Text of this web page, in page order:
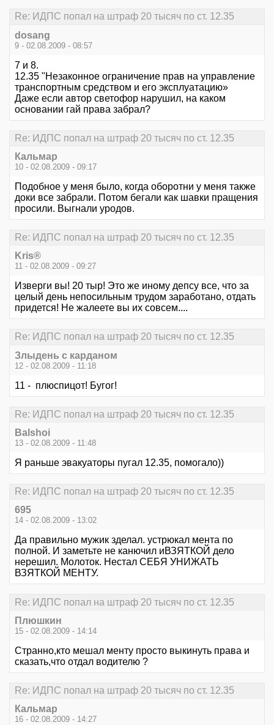
Re: ИДПС попал на штраф 20 тысяч по ст. 12.35
dosang
9 - 02.08.2009 - 08:57
7 и 8.
12.35 "Незаконное ограничение прав на управление
транспортным средством и его эксплуатацию»
Даже если автор светофор нарушил, на каком
основании гай права забрал?
Re: ИДПС попал на штраф 20 тысяч по ст. 12.35
Кальмар
10 - 02.08.2009 - 09:17
Подобное у меня было, когда оборотни у меня также
доки все забрали. Потом бегали как шавки пращения
просили. Выгнали уродов.
Re: ИДПС попал на штраф 20 тысяч по ст. 12.35
Kris®
11 - 02.08.2009 - 09:27
Изверги вы! 20 тыр! Это же иному депсу все, что за
целый день непосильным трудом заработано, отдать
придется! Не жалеете вы их совсем....
Re: ИДПС попал на штраф 20 тысяч по ст. 12.35
Злыдень с карданом
12 - 02.08.2009 - 11:18
11 - плюспицот! Бугог!
Re: ИДПС попал на штраф 20 тысяч по ст. 12.35
Balshoi
13 - 02.08.2009 - 11:48
Я раньше эвакуаторы пугал 12.35, помогало))
Re: ИДПС попал на штраф 20 тысяч по ст. 12.35
695
14 - 02.08.2009 - 13:02
Да правильно мужик зделал. устрюкал мента по
полной. И заметьте не канючил иВЗЯТКОЙ дело
нерешил. Молоток. Нестал СЕБЯ УНИЖАТЬ
ВЗЯТКОЙ МЕНТУ.
Re: ИДПС попал на штраф 20 тысяч по ст. 12.35
Плюшкин
15 - 02.08.2009 - 14:14
Странно,кто мешал менту просто выкинуть права и
сказать,что отдал водителю ?
Re: ИДПС попал на штраф 20 тысяч по ст. 12.35
Кальмар
16 - 02.08.2009 - 14:27